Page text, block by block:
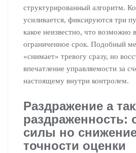
структурированный алгоритм.
усиливается, фиксируются три
какое неизвестно, что возможно
ограниченное срок. Подобный
«снимает» тревогу сразу, но
впечатление управляемости за
настоящему внутри контролем.
Раздражение а
раздраженность:
силы но
точности оценки